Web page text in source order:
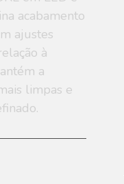
acabamento
ajustes
à
a
limpas e